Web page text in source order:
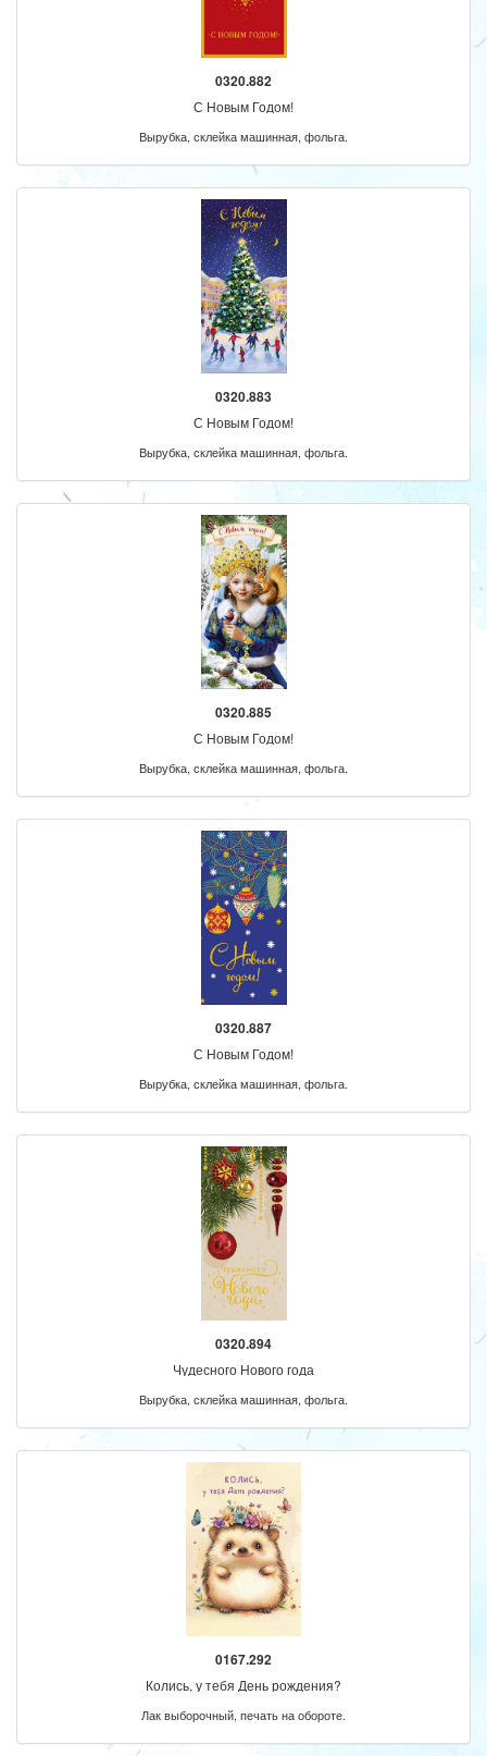
0320.882
С Новым Годом!
Вырубка, склейка машинная, фольга.
0320.883
С Новым Годом!
Вырубка, склейка машинная, фольга.
0320.885
С Новым Годом!
Вырубка, склейка машинная, фольга.
0320.887
С Новым Годом!
Вырубка, склейка машинная, фольга.
0320.894
Чудесного Нового года
Вырубка, склейка машинная, фольга.
0167.292
Колись, у тебя День рождения?
Лак выборочный, печать на обороте.